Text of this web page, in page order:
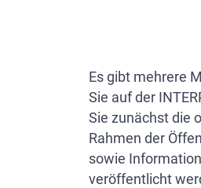
Es gibt mehrere
Sie auf der
Sie zunächst die
Rahmen der
sowie
veröffentlicht